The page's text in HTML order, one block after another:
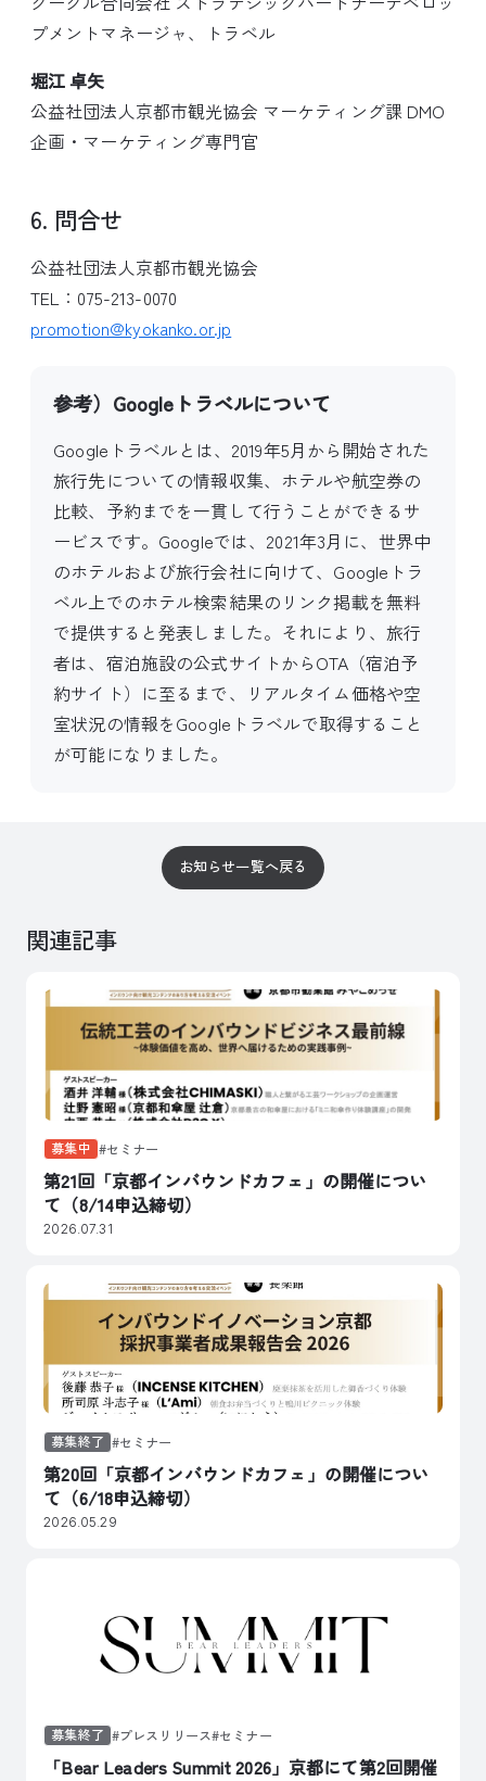
プメントマネージャ、トラベル
堀江 卓矢
公益社団法人京都市観光協会 マーケティング課 DMO
企画・マーケティング専門官
6. 問合せ
公益社団法人京都市観光協会
TEL：075-213-0070
promotion@kyokanko.or.jp
参考）Googleトラベルについて
Googleトラベルとは、2019年5月から開始された
旅行先についての情報収集、ホテルや航空券の
比較、予約までを一貫して行うことができるサ
ービスです。Googleでは、2021年3月に、世界中
のホテルおよび旅行会社に向けて、Googleトラ
ベル上でのホテル検索結果のリンク掲載を無料
で提供すると発表しました。それにより、旅行
者は、宿泊施設の公式サイトからOTA（宿泊予
約サイト）に至るまで、リアルタイム価格や空
室状況の情報をGoogleトラベルで取得すること
が可能になりました。
お知らせ一覧へ戻る
関連記事
募集中 セミナー
第21回「京都インバウンドカフェ」の開催につい
て（8/14申込締切）
2026.07.31
募集終了 セミナー
第20回「京都インバウンドカフェ」の開催につい
て（6/18申込締切）
2026.05.29
募集終了 プレスリリース セミナー
「Bear Leaders Summit 2026」京都にて第2回開催